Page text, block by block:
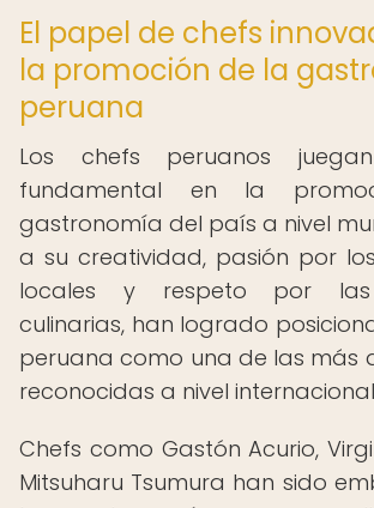
El papel de chefs
la promoción de la
peruana
Los chefs peruanos
fundamental en la
gastronomía del país a nivel
a su creatividad, pasión por
locales y respeto por las
culinarias, han logrado
peruana como una de las más
reconocidas a nivel
Chefs como Gastón Acurio,
Mitsuharu Tsumura han sido